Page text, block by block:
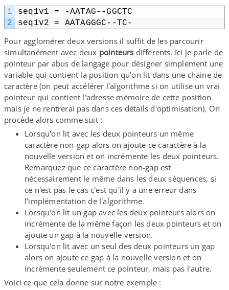
1
2
seq1v1 = -AATAG-​-​GGCTC
seq1v2 = AATAGGGC-​-​TC-
Pour agglomérer deux versions il suffit de les parcourir
simultanément avec deux pointeurs différents. Ici je parle de
pointeur par abus de langage pour désigner simplement une
variable qui contient la position qu'on lit dans une chaine de
caractère (on peut accélérer l'algorithme si on utilise un vrai
pointeur qui contient l'adresse mémoire de cette position
mais je ne rentrerai pas dans ces détails d'optimisation). On
procède alors comme suit :
Lorsqu'on lit avec les deux pointeurs un même
caractère non-​gap alors on ajoute ce caractère à la
nouvelle version et on incrémente les deux pointeurs.
Remarquez que ce caractère non-​gap est
nécessairement le même dans les deux séquences, si
ce n'est pas le cas c'est qu'il y a une erreur dans
l'implémentation de l'algorithme.
Lorsqu'on lit un gap avec les deux pointeurs alors on
incrémente de la même façon les deux pointeurs et on
ajoute un gap à la nouvelle version.
Lorsqu'on lit avec un seul des deux pointeurs un gap
alors on ajoute ce gap à la nouvelle version et on
incrémente seulement ce pointeur, mais pas l'autre.
Voici ce que cela donne sur notre exemple :